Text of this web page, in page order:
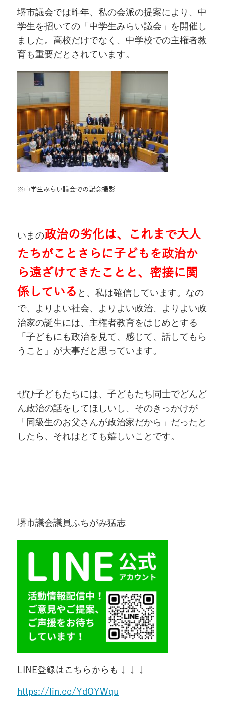
堺市議会では昨年、私の会派の提案により、中
学生を招いての「中学生みらい議会」を開催し
ました。高校だけでなく、中学校での主権者教
育も重要だとされています。
※中学生みらい議会での記念撮影
いまの政治の劣化は、これまで大人
たちがことさらに子どもを政治か
ら遠ざけてきたことと、密接に関
係している と、私は確信しています。なの
で、よりよい社会、よりよい政治、よりよい政
治家の誕生には、主権者教育をはじめとする
「子どもにも政治を見て、感じて、話してもら
うこと」が大事だと思っています。
ぜひ子どもたちには、子どもたち同士でどんど
ん政治の話をしてほしいし、そのきっかけが
「同級生のお父さんが政治家だから」だったと
したら、それはとても嬉しいことです。
堺市議会議員ふちがみ猛志
LINE登録はこちらからも↓↓↓
https://lin.ee/YdOYWqu